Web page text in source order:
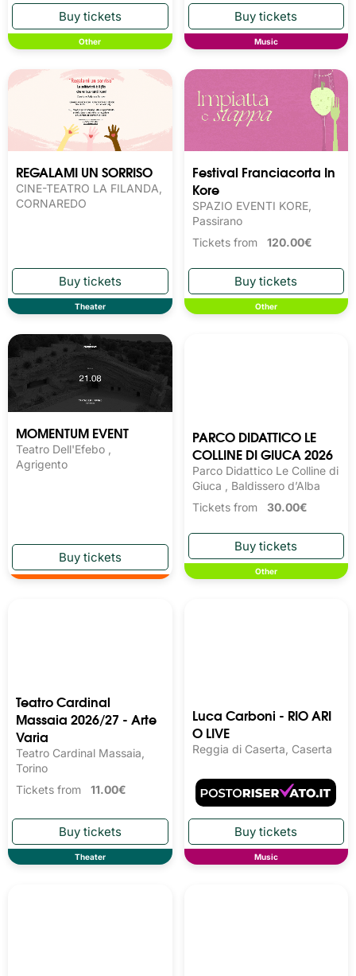
Other Music
REGALAMI UN SORRISO
CINE-TEATRO LA FILANDA,
CORNAREDO
Theater
Festival Franciacorta In
Kore
SPAZIO EVENTI KORE,
Passirano
Tickets from 120.00€
Other
MOMENTUM EVENT
Teatro Dell'Efebo ,
Agrigento
PARCO DIDATTICO LE
COLLINE DI GIUCA 2026
Parco Didattico Le Colline di
Giuca , Baldissero d’Alba
Tickets from 30.00€
Other
Teatro Cardinal
Massaia 2026/27 - Arte
Varia
Teatro Cardinal Massaia,
Torino
Tickets from 11.00€
Theater
Luca Carboni - RIO ARI
O LIVE
Reggia di Caserta, Caserta
Music